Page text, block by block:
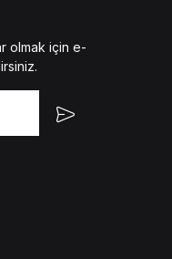
olmak için e-